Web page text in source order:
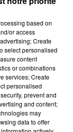
en envoyant
SMS)
animalier de...
based on
or access
Create
select personalised
content
or combinations
services; Create
personalised
prevent and
and content;
may
data to offer